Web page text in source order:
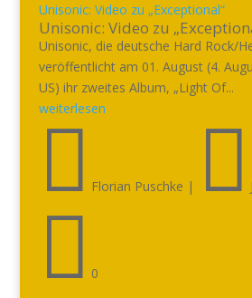
Unisonic: Video zu „Exceptional“
Unisonic: Video zu
Unisonic, die deutsche Hard Rock/
veröffentlicht am 01. August (4.
US) ihr zweites Album, „Light Of...
weiterlesen
 Florian Puschke | 
 0